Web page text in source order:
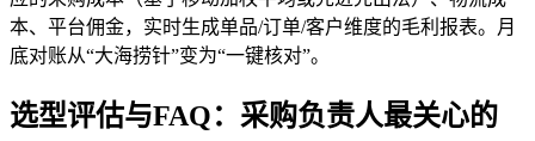
本、平台佣金，实时生成单品/订单/客户维度的毛利报表。月
底对账从“大海捞针”变为“一键核对”。
选型评估与FAQ：采购负责人最关心的